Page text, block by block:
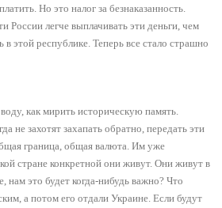
Но это налог за безнаказанность.
России легче выплачивать эти деньги, чем
этой республике. Теперь все стало страшно
как мирить историческую память.
не захотят захапать обратно, передать эти
граница, общая валюта. Им уже
стране конкретной они живут. Они живут в
это будет когда-нибудь важно? Что
а потом его отдали Украине. Если будут